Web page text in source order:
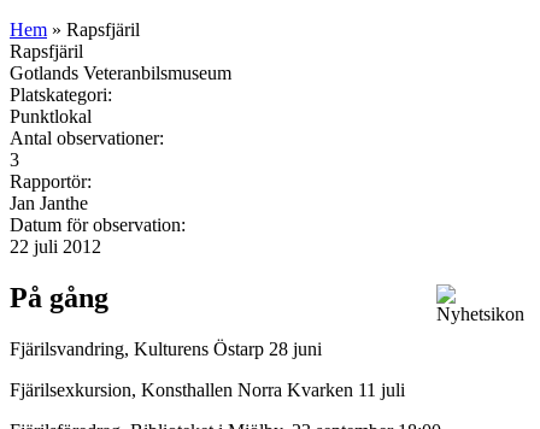
Hem » Rapsfjäril
Rapsfjäril
Gotlands Veteranbilsmuseum
Platskategori:
Punktlokal
Antal observationer:
3
Rapportör:
Jan Janthe
Datum för observation:
22 juli 2012
På gång
Fjärilsvandring, Kulturens Östarp 28 juni
Fjärilsexkursion, Konsthallen Norra Kvarken 11 juli